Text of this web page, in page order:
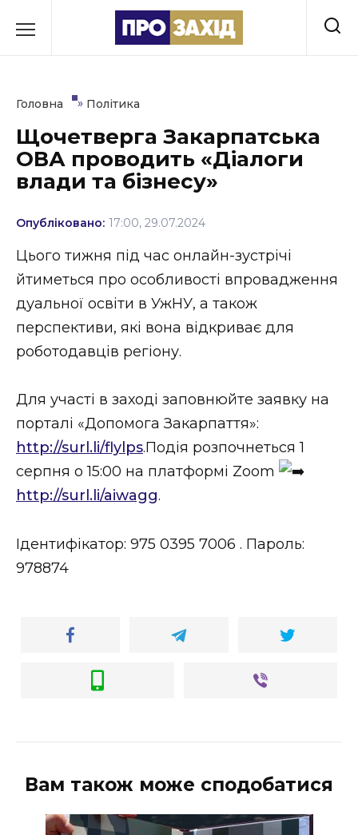
до
Культура
Освіта
Події
Політика
Соціум
Спорт
Втрачений Ужгород
Втрачений Ужгород (відеоверсія)
Головна » Політика
Щочетверга Закарпатська
ОВА проводить «Діалоги
влади та бізнесу»
Опубліковано: 17:00, 29.07.2024
Цього тижня під час онлайн-зустрічі
йтиметься про особливості впровадження
дуальної освіти в УжНУ, а також
перспективи, які вона відкриває для
роботодавців регіону.
Для участі в заході заповнюйте заявку на
порталі «Допомога Закарпаття»:
http://surl.li/flylps.Подія розпочнеться 1
серпня о 15:00 на платформі Zoom
http://surl.li/aiwagg.
Ідентифікатор: 975 0395 7006 . Пароль:
978874
Вам також може сподобатися